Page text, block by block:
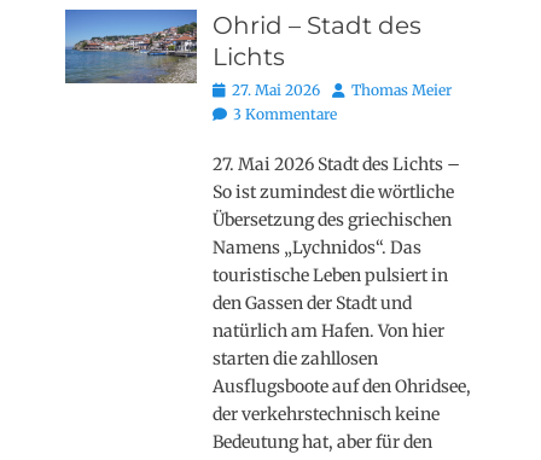
Ohrid – Stadt des
Lichts
Posted
on
27. Mai 2026 AutorThomas Meier
3 Kommentare
27. Mai 2026 Stadt des Lichts –
So ist zumindest die wörtliche
Übersetzung des griechischen
Namens „Lychnidos“. Das
touristische Leben pulsiert in
den Gassen der Stadt und
natürlich am Hafen. Von hier
starten die zahllosen
Ausflugsboote auf den Ohridsee,
der verkehrstechnisch keine
Bedeutung hat, aber für den